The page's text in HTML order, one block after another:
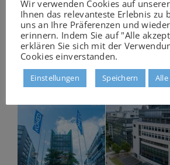
Entstehungsgeschichte und
MediaParks, zu den
Gastronomie und zu den
zentralen Platz finden Sie
www.mediapark.de.
Wir verwenden Cookies auf
Ihnen das relevanteste Erlebnis zu
uns an Ihre Präferenzen und
erinnern. Indem Sie auf "Alle
erklären Sie sich mit der
Cookies einverstanden.
Einstellungen Speichern